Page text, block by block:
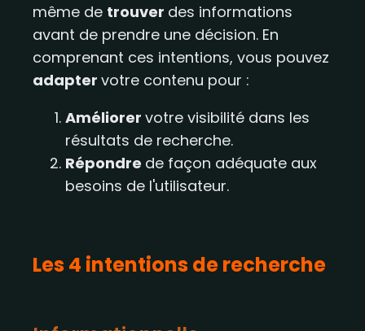
même de trouver des informations
avant de prendre une décision. En
comprenant ces intentions, vous pouvez
adapter votre contenu pour :
Améliorer votre visibilité dans les
résultats de recherche.
Répondre de façon adéquate aux
besoins de l'utilisateur.
Les 4 intentions de recherche